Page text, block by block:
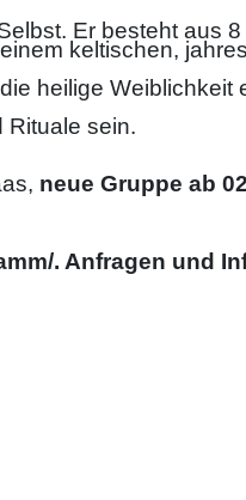
Er besteht aus
keltischen,
heilige Weiblichkeit
Rituale sein.
neue Gruppe ab
. Anfragen und